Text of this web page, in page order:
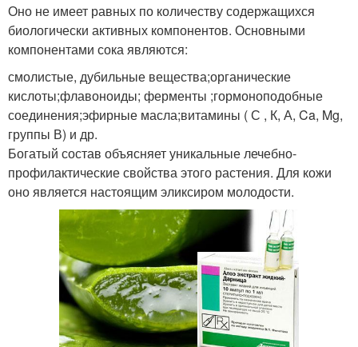
Оно не имеет равных по количеству содержащихся
биологически активных компонентов. Основными
компонентами сока являются:
смолистые, дубильные вещества;органические
кислоты;флавоноиды; ферменты ;гормоноподобные
соединения;эфирные масла;витамины ( С , К, А, Ca, Mg,
группы В) и др.
Богатый состав объясняет уникальные лечебно-
профилактические свойства этого растения. Для кожи
оно является настоящим эликсиром молодости.